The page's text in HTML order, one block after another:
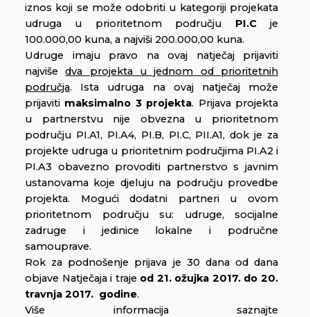
iznos koji se može odobriti u kategoriji projekata
udruga u prioritetnom području PI.Cje
100.000,00 kuna, a najviši 200.000,00 kuna.
Udruge imaju pravo na ovaj natječaj prijaviti
najvišedva projekta u jednom od prioritetnih
područja. Ista udruga na ovaj natječaj može
prijaviti maksimalno 3 projekta. Prijava projekta
u partnerstvu nije obvezna u prioritetnom
području PI.A1, PI.A4, PI.B, PI.C, PII.A1, dok je za
projekte udruga u prioritetnim područjima PI.A2 i
PI.A3 obavezno provoditi partnerstvo s javnim
ustanovama koje djeluju na području provedbe
projekta. Mogući dodatni partneri u ovom
prioritetnom području su: udruge, socijalne
zadruge i jedinice lokalne i područne
samouprave.
Rok za podnošenje prijava je 30 dana od dana
objave Natječaja i traje od 21. ožujka 2017. do 20.
travnja 2017. godine.
Više informacija saznajte